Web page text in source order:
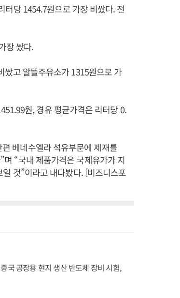
터당 1454.7원으로 가장 비쌌다. 전
장 쌌다.
쌌고 알뜰주유소가 1315원으로 가
원, 경유 평균가격은 리터당 0.
베네수엘라 석유부문에 제재를
“국내 제품가격은 국제유가가 지
것”이라고 내다봤다. [비즈니스포
국 공장용 현지 생산 반도체 장비 시험,